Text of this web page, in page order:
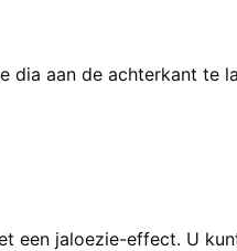
dia aan de achterkant te
een jaloezie-effect. U